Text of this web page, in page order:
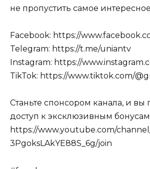
не пропустить самое
Facebook: https://
Telegram: https://t.me/uniantv
Instagram: https://
TikTok: https://www.tiktok.com/
Станьте спонсором канала, и вы
доступ к эксклюзивным
https://www.youtube.com/
3PgoksLAkYE88S_6g/join